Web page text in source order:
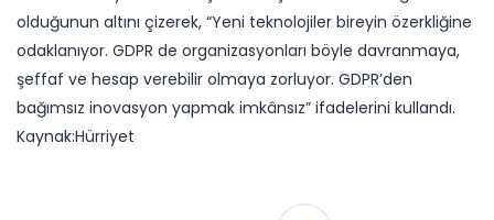
olduğunun altını çizerek, “Yeni teknolojiler bireyin özerkliğine
odaklanıyor. GDPR de organizasyonları böyle davranmaya,
şeffaf ve hesap verebilir olmaya zorluyor. GDPR’den
bağımsız inovasyon yapmak imkânsız” ifadelerini kullandı.
Kaynak:Hürriyet​